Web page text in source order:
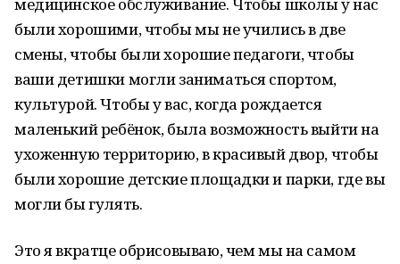
были хорошими, чтобы мы не учились в две
смены, чтобы были хорошие педагоги, чтобы
ваши детишки могли заниматься спортом,
культурой. Чтобы у вас, когда рождается
маленький ребёнок, была возможность выйти на
ухоженную территорию, в красивый двор, чтобы
были хорошие детские площадки и парки, где вы
могли бы гулять.
Это я вкратце обрисовываю, чем мы на самом